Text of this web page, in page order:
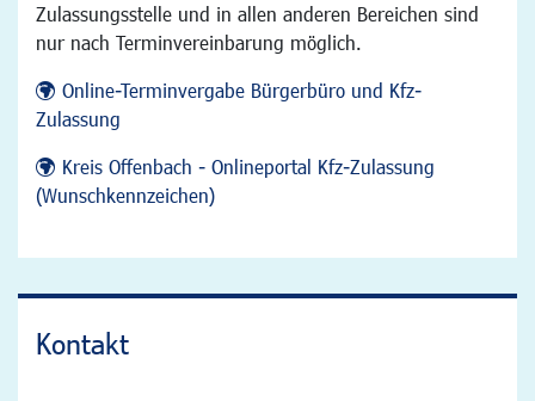
Zulassungsstelle und in allen anderen Bereichen sind
nur nach Terminvereinbarung möglich.
Online-Terminvergabe Bürgerbüro und Kfz-
Zulassung
Kreis Offenbach - Onlineportal Kfz-Zulassung
(Wunschkennzeichen)
Kontakt